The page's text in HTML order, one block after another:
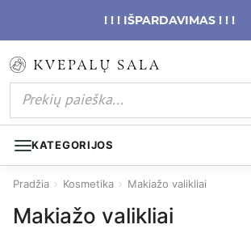
! ! ! IŠPARDAVIMAS ! ! !
KATEGORIJOS
Pradžia › Kosmetika › Makiažo valikliai
Makiažo valikliai